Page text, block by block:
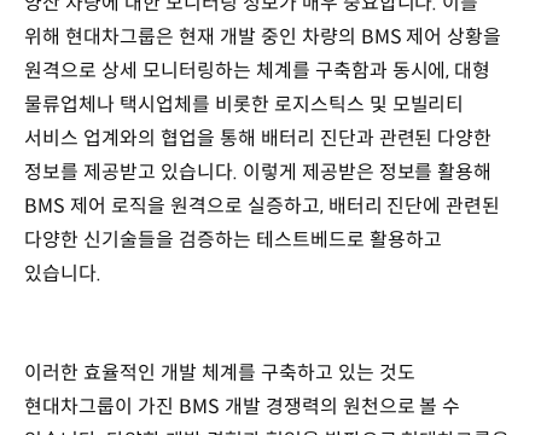
위해 현대차그룹은 현재 개발 중인 차량의 BMS 제어 상황을
원격으로 상세 모니터링하는 체계를 구축함과 동시에, 대형
물류업체나 택시업체를 비롯한 로지스틱스 및 모빌리티
서비스 업계와의 협업을 통해 배터리 진단과 관련된 다양한
정보를 제공받고 있습니다. 이렇게 제공받은 정보를 활용해
BMS 제어 로직을 원격으로 실증하고, 배터리 진단에 관련된
다양한 신기술들을 검증하는 테스트베드로 활용하고
있습니다.
이러한 효율적인 개발 체계를 구축하고 있는 것도
현대차그룹이 가진 BMS 개발 경쟁력의 원천으로 볼 수